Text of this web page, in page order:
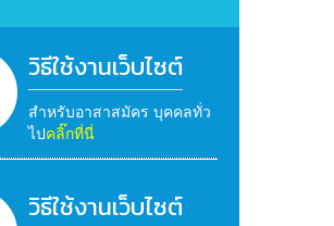
วิธีใช้งานเว็บไซต์
สำหรับอาสาสมัคร บุคคลทั่ว
ไปคลิ๊กที่นี่
วิธีใช้งานเว็บไซต์